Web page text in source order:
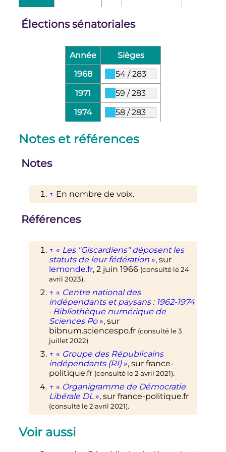
Élections sénatoriales
Année
Sièges
1968
54 / 283
1971
59 / 283
1974
58 / 283
Notes et références
Notes
↑ En nombre de voix.
Références
↑ « Les "Giscardiens" déposent les
statuts de leur fédération », sur
lemonde.fr, 2 juin 1966 (consulté le24
avril 2023).
↑ « Centre national des
indépendants et paysans : 1962-1974
· Bibliothèque numérique de
Sciences Po », sur
bibnum.sciencespo.fr (consulté le3
juillet 2022)
↑ « Groupe des Républicains
indépendants (RI) », sur france-
politique.fr (consulté le2 avril 2021).
↑ « Organigramme de Démocratie
Libérale DL », sur france-politique.fr
(consulté le2 avril 2021).
Voir aussi